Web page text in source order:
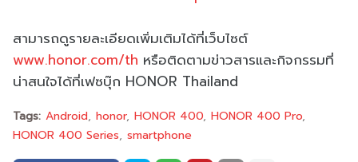
สามารถดูรายละเอียดเพิ่มเติมได้ที่เว็บไซต์
www.honor.com/th หรือติดตามข่าวสารและกิจกรรมที่
น่าสนใจได้ที่เฟซบุ๊ก HONOR Thailand
Tags: Android honor HONOR 400 HONOR 400 Pro
HONOR 400 Series smartphone